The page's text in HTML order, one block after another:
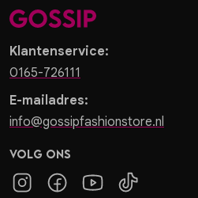
Klantenservice:
0165-726111
E-mailadres:
info@gossipfashionstore.nl
Volg ons